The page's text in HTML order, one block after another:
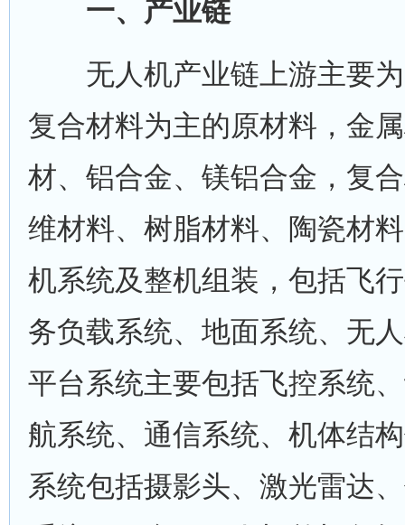
一、产业链
无人机产业链上游主要为
复合材料为主的原材料，金
材、铝合金、镁铝合金，复
维材料、树脂材料、陶瓷材
机系统及整机组装，包括飞
务负载系统、地面系统、无
平台系统主要包括飞控系统
航系统、通信系统、机体结
系统包括摄影头、激光雷达